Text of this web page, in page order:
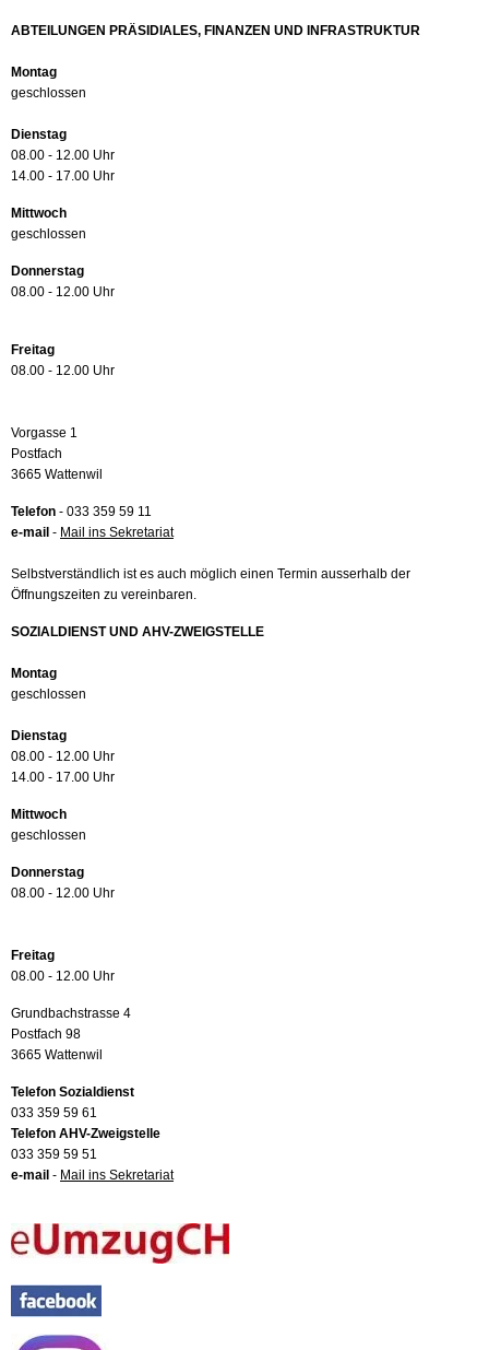
ABTEILUNGEN PRÄSIDIALES, FINANZEN UND INFRASTRUKTUR
Montag
geschlossen
Dienstag
08.00 - 12.00 Uhr
14.00 - 17.00 Uhr
Mittwoch
geschlossen
Donnerstag
08.00 - 12.00 Uhr
Freitag
08.00 - 12.00 Uhr
Vorgasse 1
Postfach
3665 Wattenwil
Telefon - 033 359 59 11
e-mail - Mail ins Sekretariat
Selbstverständlich ist es auch möglich einen Termin ausserhalb der
Öffnungszeiten zu vereinbaren.
SOZIALDIENST UND AHV-ZWEIGSTELLE
Montag
geschlossen
Dienstag
08.00 - 12.00 Uhr
14.00 - 17.00 Uhr
Mittwoch
geschlossen
Donnerstag
08.00 - 12.00 Uhr
Freitag
08.00 - 12.00 Uhr
Grundbachstrasse 4
Postfach 98
3665 Wattenwil
Telefon Sozialdienst
033 359 59 61
Telefon AHV-Zweigstelle
033 359 59 51
e-mail - Mail ins Sekretariat